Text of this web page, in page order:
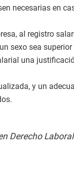
necesarias en
al registro
sexo sea
una
y un
Derecho